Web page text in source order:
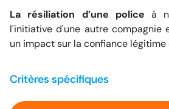
La résiliation d’une police à
l'initiative d'une autre compagnie
un impact sur la confiance légitime
Critères spécifiques